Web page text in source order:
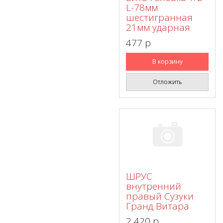
L-78мм
шестигранная
21мм ударная
477 p
В корзину
Отложить
ШРУС
внутренний
правый Сузуки
Гранд Витара